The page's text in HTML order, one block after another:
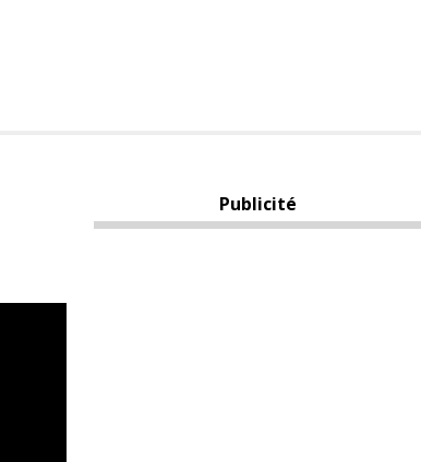
Publicité